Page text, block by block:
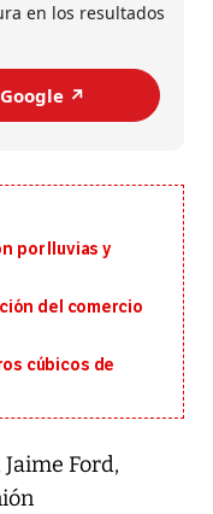
en los resultados
↗️
por lluvias y
del comercio
cúbicos de
Ford,